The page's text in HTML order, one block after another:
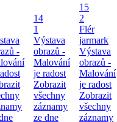
-
14
1
Výstava
obrazů -
Malování
je radost
Zobrazit
všechny
záznamy
ze dne
15
2
Flér
jarmark
Výstava
obrazů -
Malování
je radost
Zobrazit
všechny
záznamy